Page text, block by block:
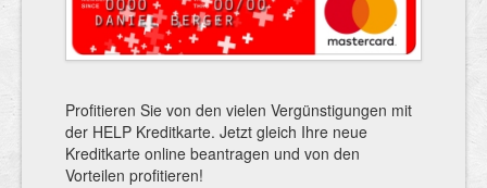
Profitieren Sie von den vielen Vergünstigungen mit
der HELP Kreditkarte. Jetzt gleich Ihre neue
Kreditkarte online beantragen und von den
Vorteilen profitieren!